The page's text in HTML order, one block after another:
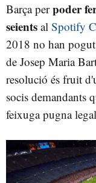
Barça perpoder
seients al Spotify
2018 no han pogut
de Josep Maria
resolució és fruit
socis demandants
feixuga pugna